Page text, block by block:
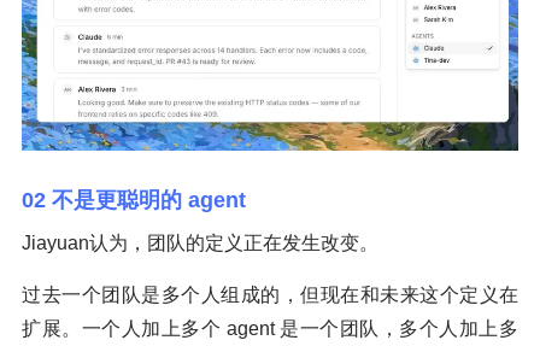
02 不是更聪明的 agent
Jiayuan认为，团队的定义正在发生改变。
过去一个团队是多个人组成的，但现在和未来这个定义在
扩展。一个人加上多个 agent 是一个团队，多个人加上多